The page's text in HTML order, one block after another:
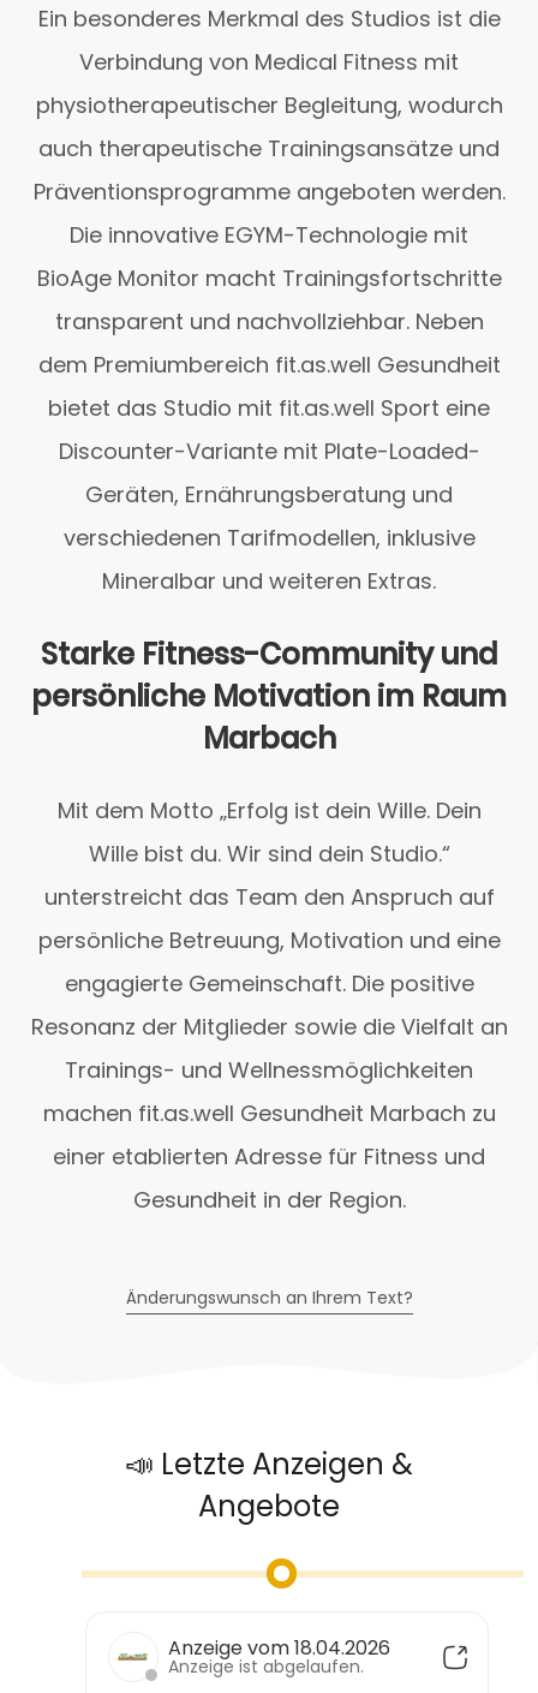
Ein besonderes Merkmal des Studios ist die
Verbindung von Medical Fitness mit
physiotherapeutischer Begleitung, wodurch
auch therapeutische Trainingsansätze und
Präventionsprogramme angeboten werden.
Die innovative EGYM-Technologie mit
BioAge Monitor macht Trainingsfortschritte
transparent und nachvollziehbar. Neben
dem Premiumbereich fit.as.well Gesundheit
bietet das Studio mit fit.as.well Sport eine
Discounter-Variante mit Plate-Loaded-
Geräten, Ernährungsberatung und
verschiedenen Tarifmodellen, inklusive
Mineralbar und weiteren Extras.
Starke Fitness-Community und
persönliche Motivation im Raum
Marbach
Mit dem Motto „Erfolg ist dein Wille. Dein
Wille bist du. Wir sind dein Studio.“
unterstreicht das Team den Anspruch auf
persönliche Betreuung, Motivation und eine
engagierte Gemeinschaft. Die positive
Resonanz der Mitglieder sowie die Vielfalt an
Trainings- und Wellnessmöglichkeiten
machen fit.as.well Gesundheit Marbach zu
einer etablierten Adresse für Fitness und
Gesundheit in der Region.
Änderungswunsch an Ihrem Text?